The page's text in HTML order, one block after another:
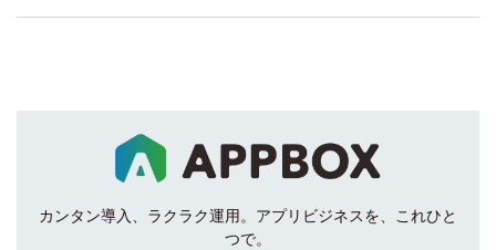
カンタン導入、ラクラク運用。 アプリビジネスを、これひと
つで。